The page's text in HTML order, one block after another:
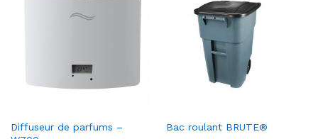
Ajou
Diffuseur de parfums –
Ajou
Bac roulant BRUTE®